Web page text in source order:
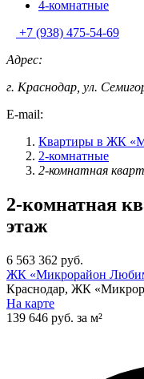
4-комнатные
+7 (938) 475-54-69
Адрес:
г. Краснодар, ул.
E-mail:
Квартиры в ЖК
2-комнатные
2-комнатная
2-комнатная
этаж
6 563 362 руб.
ЖК «Микрорайон
Краснодар, ЖК
На карте
139 646 руб. за м²